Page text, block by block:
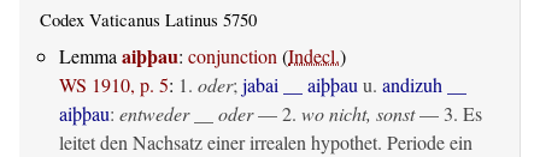
Codex Vaticanus Latinus 5750
Lemma aiþþau: conjunction (Indecl.)
WS 1910, p. 5: 1. oder; jabai __ aiþþau u. andizuh __
aiþþau: entweder __ oder— 2. wo nicht, sonst— 3. Es
leitet den Nachsatz einer irrealen hypothet. Periode ein